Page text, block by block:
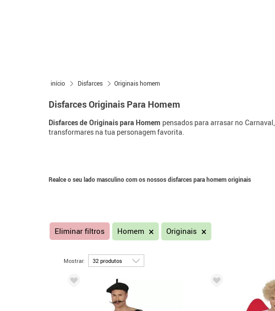
início Disfarces Originais homem
Disfarces Originais Para Homem
Disfarces de Originais para Homem pensados para arrasar no
transformares na tua personagem favorita.
Realce o seu lado masculino com os nossos disfarces para homem originais
Eliminar filtros Homem Originais
Mostrar: